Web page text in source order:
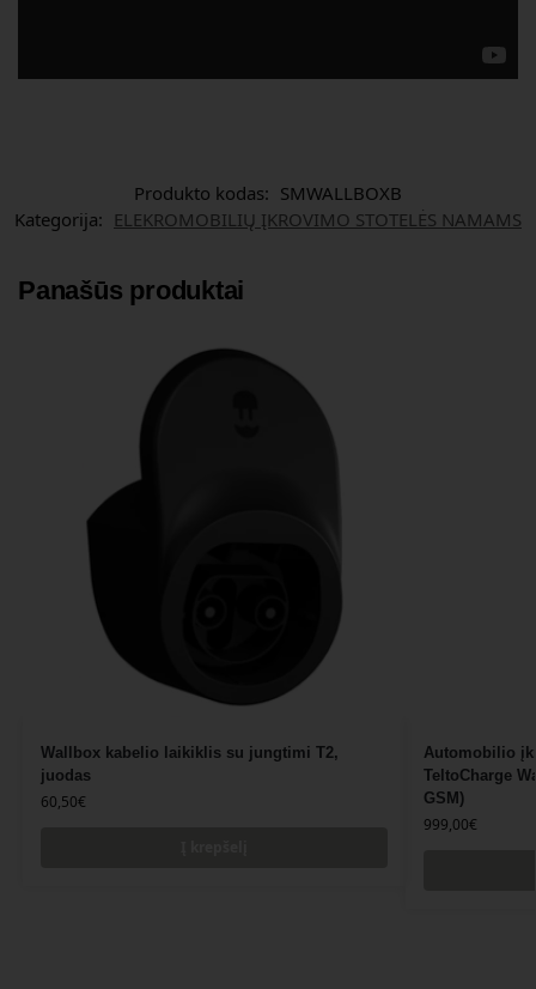
Produkto kodas: SMWALLBOXB
Kategorija: ELEKROMOBILIŲ ĮKROVIMO STOTELĖS NAMAMS
Panašūs produktai
Wallbox kabelio laikiklis su jungtimi T2,
juodas
60,50€
Automobilio
TeltoCharge
GSM)
999,00€